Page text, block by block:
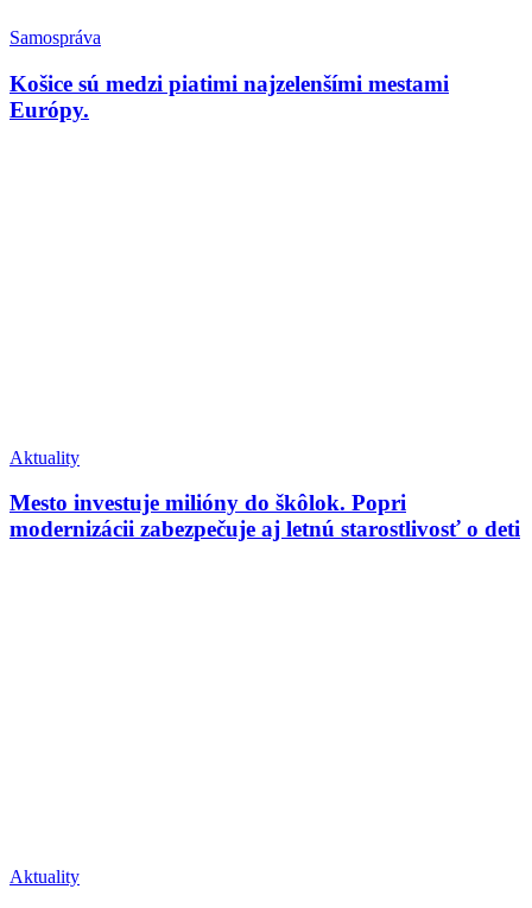
Samospráva
Košice sú medzi piatimi najzelenšími mestami
Európy.
Aktuality
Mesto investuje milióny do škôlok. Popri
modernizácii zabezpečuje aj letnú starostlivosť o deti
Aktuality